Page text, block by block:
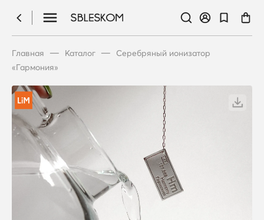
Главная — Каталог —
Серебряный ионизатор
«Гармония»